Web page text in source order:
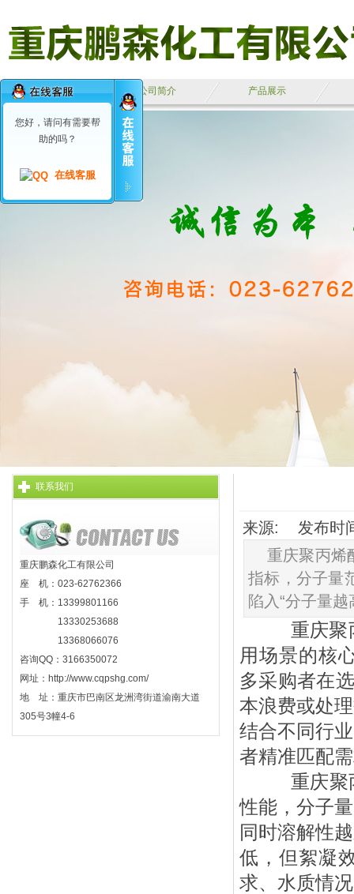
鹏森首页 公司简介 产品展示
来源: 发布时
重庆聚丙烯
指标，分子量
陷入“分子量
重庆聚
用场景的核
多采购者在
本浪费或处
结合不同行
者精准匹配
重庆聚
性能，分子
同时溶解性
低，但絮凝
求、水质情
联系我们
重庆鹏森化工有限公司
座 机：023-62762366
手 机：13399801166
13330253688
13368066076
咨询QQ：3166350072
网址：http://www.cqpshg.com/
地 址：重庆市巴南区龙洲湾街道渝南大道
305号3幢4-6
您好，请问有需要帮
助的吗？
在线客服